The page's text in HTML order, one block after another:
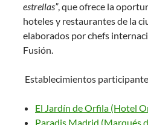
estrellas”, que ofrece la
hoteles y restaurantes de la
elaborados por chefs
Fusión.
Establecimientos
El Jardín de Orfila (Hotel
Paradis Madrid (Marqués